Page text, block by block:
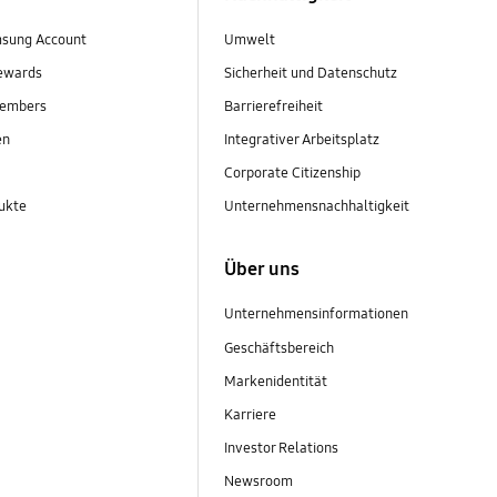
Account
Umwelt
Sicherheit und Datenschutz
Barrierefreiheit
Integrativer Arbeitsplatz
Corporate Citizenship
Unternehmensnachhaltigkeit
Über uns
Unternehmensinformationen
Geschäftsbereich
Markenidentität
Karriere
Investor Relations
Newsroom